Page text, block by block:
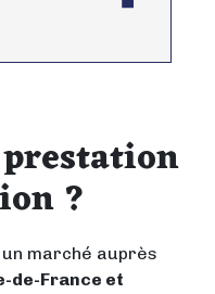
?
marché auprès
de-France et